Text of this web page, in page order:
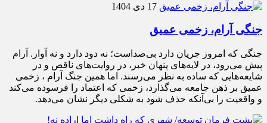
17 دی 1404
جنگی آرام، زخمی عمیق
جنگی که امروز جریان دارد بی‌صداست؛ نه دود دارد و نه آوار. آرام
پیش می‌رود، در لایه‌های پنهان خبر، در روایت‌های ناقص و در
شایعه‌هایی که ساده به نظر می‌رسند. اما همین جنگ آرام ، زخمی
عمیق بر ذهن جامعه می‌گذارد، زخمی که اعتماد را فرسوده می‌کند
و واقعیت را بی‌آنکه حذف شود به شکلی دیگر نشان می‌دهد.